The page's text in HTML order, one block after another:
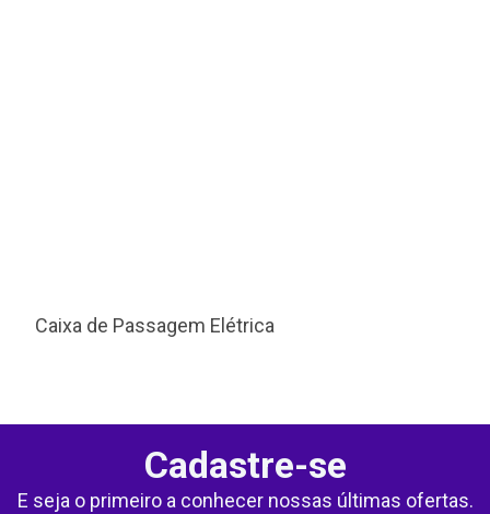
Caixa de Passagem Elétrica
Cadastre-se
E seja o primeiro a conhecer nossas últimas ofertas.